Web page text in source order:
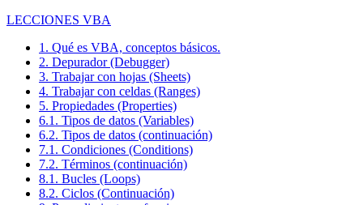
LECCIONES VBA
1. Qué es VBA, conceptos básicos.
2. Depurador (Debugger)
3. Trabajar con hojas (Sheets)
4. Trabajar con celdas (Ranges)
5. Propiedades (Properties)
6.1. Tipos de datos (Variables)
6.2. Tipos de datos (continuación)
7.1. Condiciones (Conditions)
7.2. Términos (continuación)
8.1. Bucles (Loops)
8.2. Ciclos (Continuación)